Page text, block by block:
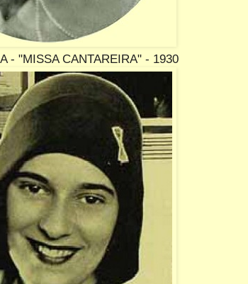
- "MISSA CANTAREIRA" - 1930